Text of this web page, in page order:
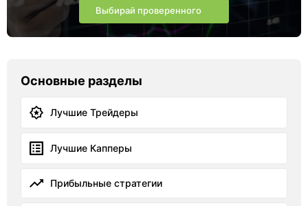
Выбирай проверенного
Основные разделы
Лучшие Трейдеры
Лучшие Капперы
Прибыльные стратегии